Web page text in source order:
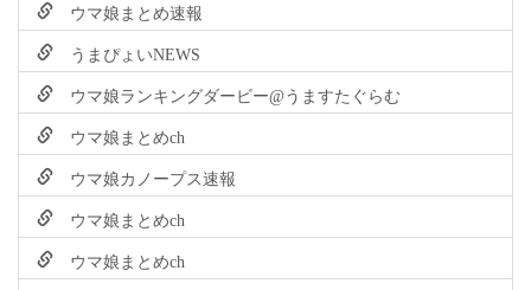
ウマ娘まとめ速報
うまぴょいNEWS
ウマ娘ランキングダービー@うますたぐらむ
ウマ娘まとめch
ウマ娘カノープス速報
ウマ娘まとめch
ウマ娘まとめch